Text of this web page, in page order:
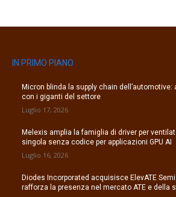
IN PRIMO PIANO
Micron blinda la supply chain
con i giganti del settore
Luglio 17, 2026
Melexis amplia la famiglia di driver per
singola senza codice per applicazioni GPU AI
Luglio 16, 2026
Diodes Incorporated acquisisce ElevATE
rafforza la presenza nel mercato ATE e della